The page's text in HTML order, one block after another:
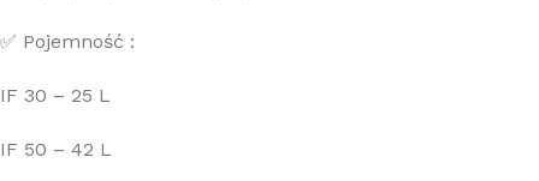
✅ Pojemność :
IF 30 – 25 L
IF 50 – 42 L